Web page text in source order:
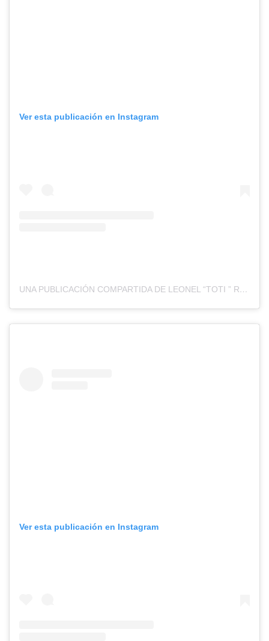
Ver esta publicación en Instagram
UNA PUBLICACIÓN COMPARTIDA DE LEONEL “TOTI ” RIOS
Ver esta publicación en Instagram